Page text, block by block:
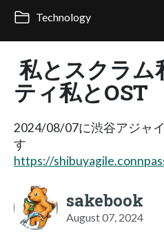
Technology
私とスクラム
ティ私とOST
2024/08/07に渋谷アジャ
す
https://
sakebook
August 07, 2024